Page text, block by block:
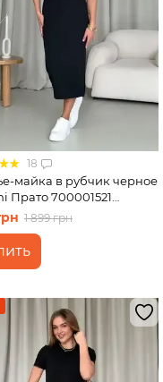
18
майка в рубчик черное
Прато 700001521
L-XL
1 899 грн